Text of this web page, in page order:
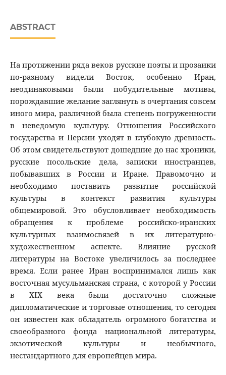
ABSTRACT
На протяжении ряда веков русские поэты и прозаики
по-разному видели Восток, особенно Иран,
неодинаковыми были побудительные мотивы,
порождавшие желание заглянуть в очертания совсем
иного мира, различной была степень погруженности
в неведомую культуру. Отношения Российского
государства и Персии уходят в глубокую древность.
Об этом свидетельствуют дошедшие до нас хроники,
русcкие посольские дела, записки иностранцев,
побывавших в России и Иране. Правомочно и
необходимо поставить развитие российской
культуры в контекст развития культуры
общемировой. Это обусловливает необходимость
обращения к проблеме российско-иранских
культурных взаимосвязей в их литературно-
художественном аспекте. Влияние русской
литературы на Востоке увеличилось за последнее
время. Если ранее Иран воспринимался лишь как
восточная мусульманская страна, с которой у России
в XIX века были достаточно сложные
дипломатические и торговые отношения, то сегодня
он известен как обладатель огромного богатства и
своеобразного фонда национальной литературы,
экзотической культуры и необычного,
нестандартного для европейцев мира.